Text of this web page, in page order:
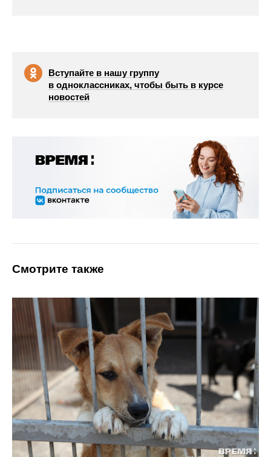
Вступайте в нашу группу
в одноклассниках, чтобы быть в курсе
новостей
Смотрите также